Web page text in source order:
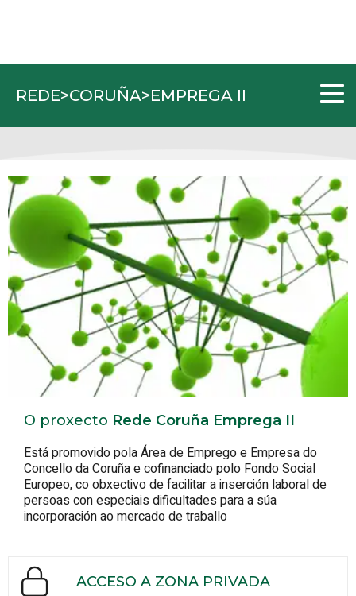
REDE>CORUÑA>EMPREGA II
O proxecto Rede Coruña Emprega II
Está promovido pola Área de Emprego e Empresa do
Concello da Coruña e cofinanciado polo Fondo Social
Europeo, co obxectivo de facilitar a inserción laboral de
persoas con especiais dificultades para a súa
incorporación ao mercado de traballo
ACCESO A ZONA PRIVADA